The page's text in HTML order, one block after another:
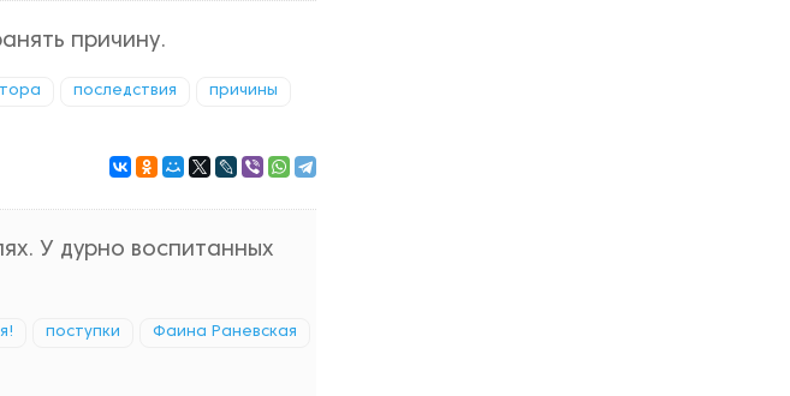
причину.
последствия причины
У дурно воспитанных
поступки Фаина Раневская